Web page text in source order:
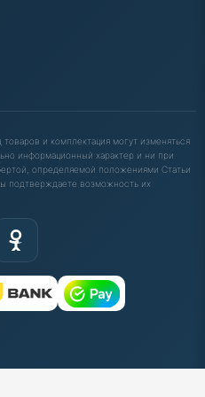
и комплектация могут изменяться
информационный характер и ни при
определяемой положениями Статьи
подтверждаете возможность их